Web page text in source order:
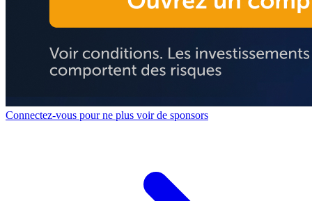
Connectez-vous pour ne plus voir de sponsors